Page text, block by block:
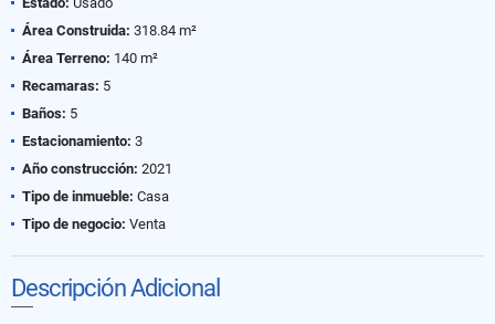
Área Construida: 318.84 m²
Área Terreno: 140 m²
Recamaras: 5
Baños: 5
Estacionamiento: 3
Año construcción: 2021
Tipo de inmueble: Casa
Tipo de negocio: Venta
Descripción Adicional